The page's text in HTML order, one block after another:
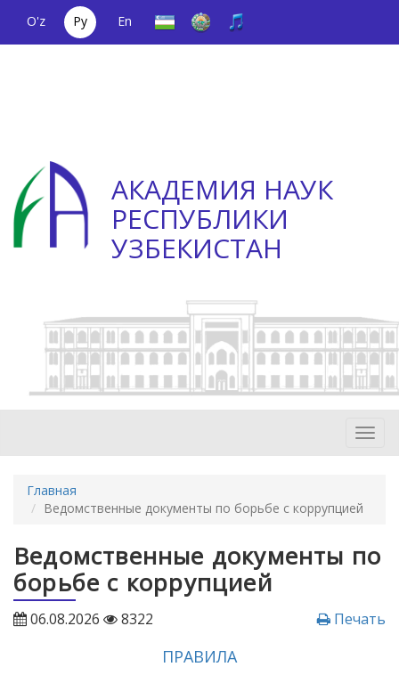
O'z Ру
En
АКАДЕМИЯ НАУК
РЕСПУБЛИКИ
УЗБЕКИСТАН
Главная
Ведомственные документы по борьбе с коррупцией
Ведомственные документы по
борьбе с коррупцией
06.08.2026 8322 Печать
ПРАВИЛА